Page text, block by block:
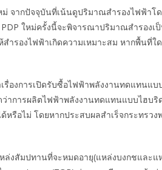
จากปัจจุบันที่เน้นดูปริมาณสำรองไฟฟ้าโ
ใหม่ครั้งนี้จะพิจารณาปริมาณสำรองเ
ำรองไฟฟ้าเกิดความเหมาะสม หากพื้นที่ใ
รื่องการเปิดรับซื้อไฟฟ้าพลังงานทดแทนแ
ว่าการผลิตไฟฟ้าพลังงานทดแทนแบบไฮบ
รือไม่ โดยหากประสบผลสำเร็จกระทรว
งสัมปทานที่จะหมดอายุ(แหล่งบงกชและแ